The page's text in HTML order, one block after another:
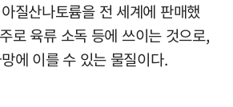
질산나토륨을 전 세계에 판매했
로 육류 소독 등에 쓰이는 것으로,
에 이를 수 있는 물질이다.